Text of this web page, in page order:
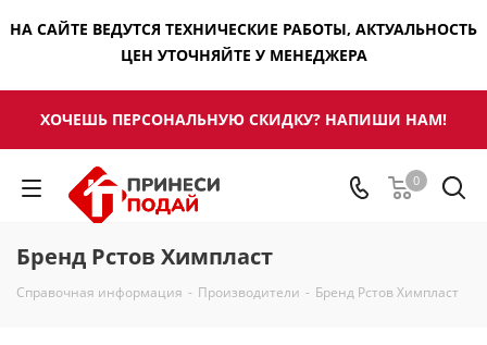
НА САЙТЕ ВЕДУТСЯ ТЕХНИЧЕСКИЕ РАБОТЫ, АКТУАЛЬНОСТЬ
ЦЕН УТОЧНЯЙТЕ У МЕНЕДЖЕРА
ХОЧЕШЬ ПЕРСОНАЛЬНУЮ СКИДКУ? НАПИШИ НАМ!
0
Бренд Рстов Химпласт
Справочная информация - Производители - Бренд Рстов Химпласт